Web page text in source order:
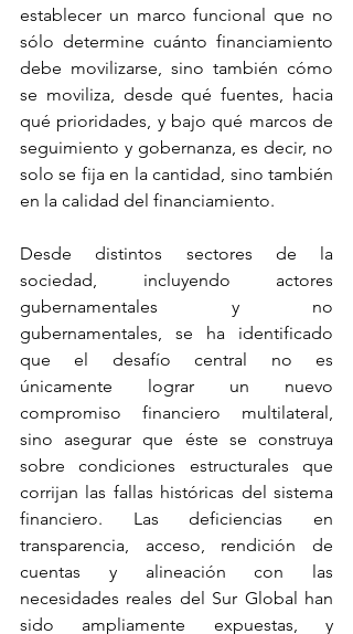
establecer un marco funcional que no
sólo determine cuánto financiamiento
debe movilizarse, sino también cómo
se moviliza, desde qué fuentes, hacia
qué prioridades, y bajo qué marcos de
seguimiento y gobernanza, es decir, no
solo se fija en la cantidad, sino también
en la calidad del financiamiento.
Desde distintos sectores de la
sociedad, incluyendo actores
gubernamentales y no
gubernamentales, se ha identificado
que el desafío central no es
únicamente lograr un nuevo
compromiso financiero multilateral,
sino asegurar que éste se construya
sobre condiciones estructurales que
corrijan las fallas históricas del sistema
financiero. Las deficiencias en
transparencia, acceso, rendición de
cuentas y alineación con las
necesidades reales del Sur Global han
sido ampliamente expuestas, y